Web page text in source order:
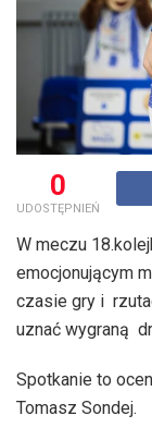
0
UDOSTĘPNIEŃ
W meczu
emocjonującym
czasie gry i
uznać wygraną
Spotkanie to
Tomasz Sondej.